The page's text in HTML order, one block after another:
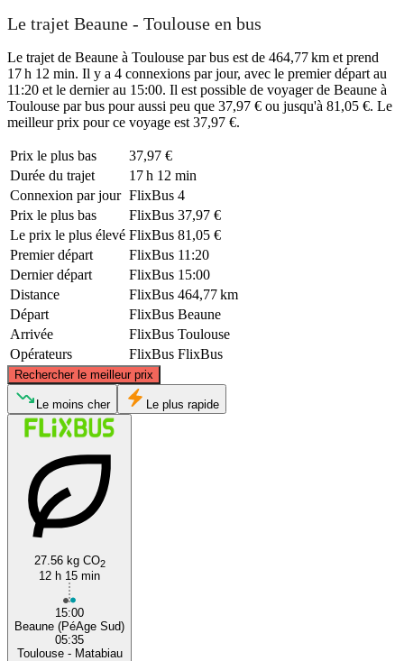
Le trajet Beaune - Toulouse en bus
Le trajet de Beaune à Toulouse par bus est de 464,77 km et prend
17 h 12 min. Il y a 4 connexions par jour, avec le premier départ au
11:20 et le dernier au 15:00. Il est possible de voyager de Beaune à
Toulouse par bus pour aussi peu que 37,97 € ou jusqu'à 81,05 €. Le
meilleur prix pour ce voyage est 37,97 €.
Prix ​​le plus bas
37,97 €
Durée du trajet
17 h 12 min
Connexion par jour FlixBus 4
Prix ​​le plus bas
FlixBus 37,97 €
Le prix le plus élevé FlixBus 81,05 €
Premier départ
FlixBus 11:20
Dernier départ
FlixBus 15:00
Distance
FlixBus 464,77 km
Départ
FlixBus Beaune
Arrivée
FlixBus Toulouse
Opérateurs
FlixBus FlixBus
Rechercher le meilleur prix
©CARTO
Le moins cher Le plus rapide
27.56 kg CO2
12 h 15 min
15:00
Beaune (PéAge Sud)
05:35
Toulouse - Matabiau